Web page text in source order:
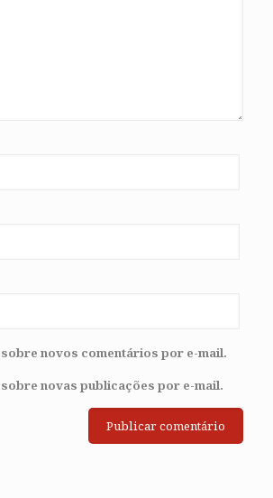
novos comentários por e-mail.
novas publicações por e-mail.